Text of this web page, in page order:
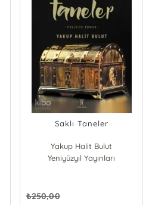
Saklı Taneler
Yakup Halit Bulut
Yeniyüzyıl Yayınları
₺250,00